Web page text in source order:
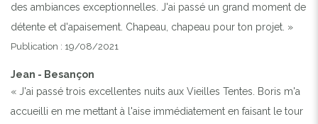
des ambiances exceptionnelles. J'ai passé un grand moment de
détente et d'apaisement. Chapeau, chapeau pour ton projet. »
Publication : 19/08/2021
Jean - Besançon
« J'ai passé trois excellentes nuits aux Vieilles Tentes. Boris m'a
accueilli en me mettant à l'aise immédiatement en faisant le tour